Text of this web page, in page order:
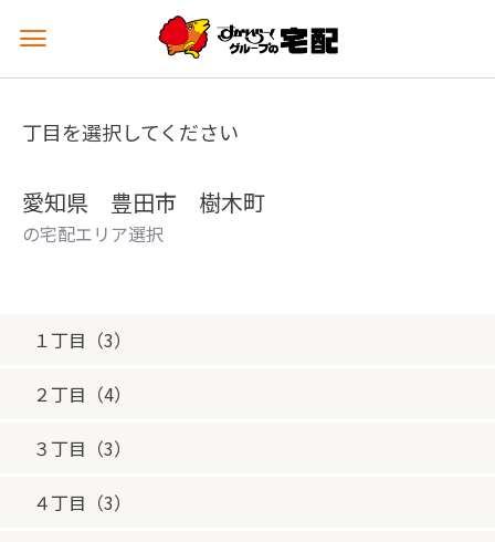
メ
ュ
を
丁目を選択してください
愛知県 豊田市 樹木町
の宅配エリア選択
１丁目（3）
２丁目（4）
３丁目（3）
４丁目（3）